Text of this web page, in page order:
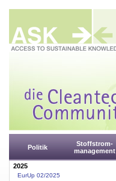
Politik
Stoffstrom-
management
2025
EurUp 02/2025